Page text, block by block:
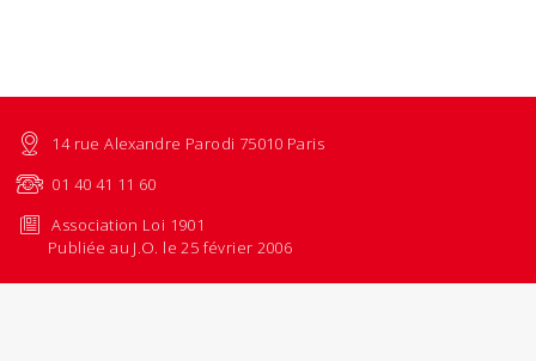
14 rue Alexandre Parodi 75010 Paris
01 40 41 11 60
Association Loi 1901
Publiée au J.O. le 25 février 2006